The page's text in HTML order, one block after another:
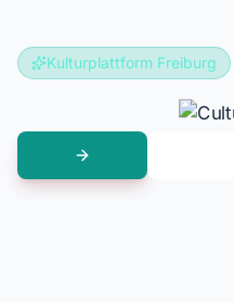
Kulturplattform Freiburg